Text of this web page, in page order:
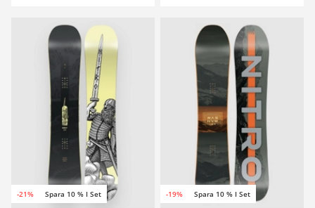
-21% Spara 10 % I Set -19% Spara 10 % I Set